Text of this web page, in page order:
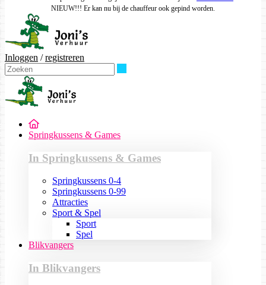
NIEUW!!! Er kan nu bij de chauffeur ook gepind worden.
Inloggen /registreren
Springkussens & Games
In Springkussens & Games
Springkussens 0-4
Springkussens 0-99
Attracties
Sport & Spel
Sport
Spel
Blikvangers
In Blikvangers